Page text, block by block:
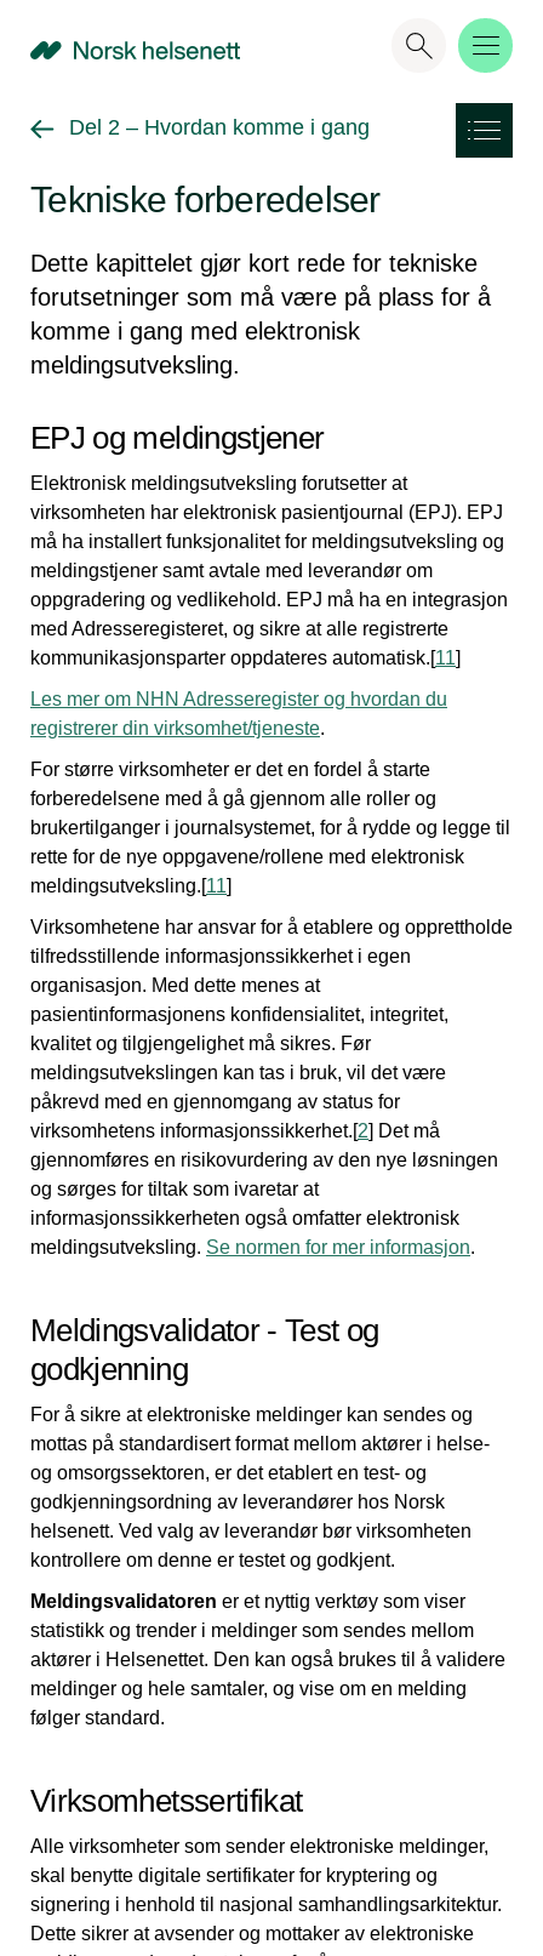
NHN
Gå tilbake til
Del 2 – Hvordan komme i gang
Tekniske forberedelser
Dette kapittelet gjør kort rede for tekniske
forutsetninger som må være på plass for å
komme i gang med elektronisk
meldingsutveksling.
EPJ og meldingstjener
Elektronisk meldingsutveksling forutsetter at
virksomheten har elektronisk pasientjournal (EPJ). EPJ
må ha installert funksjonalitet for meldingsutveksling og
meldingstjener samt avtale med leverandør om
oppgradering og vedlikehold. EPJ må ha en integrasjon
med Adresseregisteret, og sikre at alle registrerte
kommunikasjonsparter oppdateres automatisk.[11]
Les mer om NHN Adresseregister og hvordan du
registrerer din virksomhet/tjeneste.
For større virksomheter er det en fordel å starte
forberedelsene med å gå gjennom alle roller og
brukertilganger i journalsystemet, for å rydde og legge til
rette for de nye oppgavene/rollene med elektronisk
meldingsutveksling.[11]
Virksomhetene har ansvar for å etablere og opprettholde
tilfredsstillende informasjonssikkerhet i egen
organisasjon. Med dette menes at
pasientinformasjonens konfidensialitet, integritet,
kvalitet og tilgjengelighet må sikres. Før
meldingsutvekslingen kan tas i bruk, vil det være
påkrevd med en gjennomgang av status for
virksomhetens informasjonssikkerhet.[2] Det må
gjennomføres en risikovurdering av den nye løsningen
og sørges for tiltak som ivaretar at
informasjonssikkerheten også omfatter elektronisk
meldingsutveksling. Se normen for mer informasjon.
Meldingsvalidator - Test og
godkjenning
For å sikre at elektroniske meldinger kan sendes og
mottas på standardisert format mellom aktører i helse-
og omsorgssektoren, er det etablert en test- og
godkjenningsordning av leverandører hos Norsk
helsenett. Ved valg av leverandør bør virksomheten
kontrollere om denne er testet og godkjent.
Meldingsvalidatoren er et nyttig verktøy som viser
statistikk og trender i meldinger som sendes mellom
aktører i Helsenettet. Den kan også brukes til å validere
meldinger og hele samtaler, og vise om en melding
følger standard.
Virksomhetssertifikat
Alle virksomheter som sender elektroniske meldinger,
skal benytte digitale sertifikater for kryptering og
signering i henhold til nasjonal samhandlingsarkitektur.
Dette sikrer at avsender og mottaker av elektroniske